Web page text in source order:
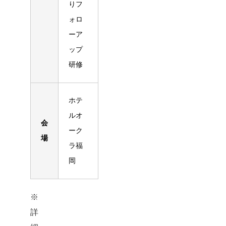
りフ
ォロ
ーア
ップ
研修
会
場
ホテ
ルオ
ーク
ラ福
岡
※
詳